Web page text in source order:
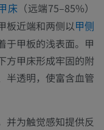
床 （远端75–85%）
板近端和两侧以甲侧
于甲板的浅表面。甲
方甲床形成牢固的附
半透明，使富含血管
并为触觉感知提供反